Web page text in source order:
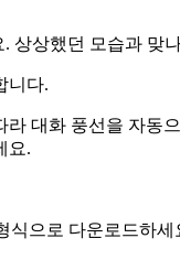
상상했던 모습과 맞
니다.
대화 풍선을 자동
요.
식으로 다운로드하